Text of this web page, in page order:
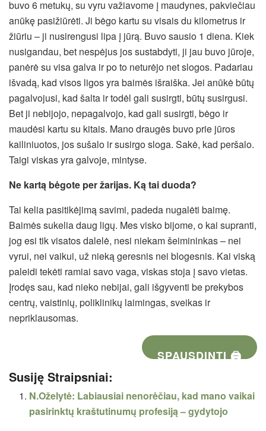
buvo 6 metukų, su vyru važiavome į maudynes, pakviečiau
anūkę pasižiūrėti. Ji bėgo kartu su visais du kilometrus ir
žiūriu – ji nusirengusi lipa į jūrą. Buvo sausio 1 diena. Kiek
nusigandau, bet nespėjus jos sustabdyti, ji jau buvo jūroje,
panėrė su visa galva ir po to neturėjo net slogos. Padariau
išvadą, kad visos ligos yra baimės išraiška. Jei anūkė būtų
pagalvojusi, kad šalta ir todėl gali susirgti, būtų susirgusi.
Bet ji nebijojo, nepagalvojo, kad gali susirgti, bėgo ir
maudėsi kartu su kitais. Mano draugės buvo prie jūros
kailiniuotos, jos sušalo ir susirgo sloga. Sakė, kad peršalo.
Taigi viskas yra galvoje, mintyse.
Ne kartą bėgote per žarijas. Ką tai duoda?
Tai kelia pasitikėjimą savimi, padeda nugalėti baimę.
Baimės sukelia daug ligų. Mes visko bijome, o kai supranti,
jog esi tik visatos dalelė, nesi niekam šeimininkas – nei
vyrui, nei vaikui, už nieką geresnis nei blogesnis. Kai viską
paleidi tekėti ramiai savo vaga, viskas stoja į savo vietas.
Įrodęs sau, kad nieko nebijai, gali išgyventi be prekybos
centrų, vaistinių, poliklinikų laimingas, sveikas ir
nepriklausomas.
SPAUSDINTI 🖨
Susiję Straipsniai:
N.Oželytė: Labiausiai nenorėčiau, kad mano vaikai
pasirinktų kraštutinumų profesiją – gydytojo